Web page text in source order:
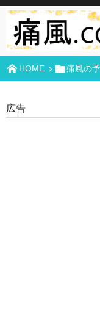
HOME 痛風の
広告